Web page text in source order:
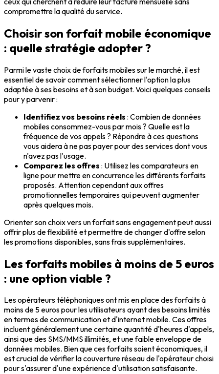
compromettre la qualité du service.
Choisir son forfait mobile économique
: quelle stratégie adopter ?
Parmi le vaste choix de forfaits mobiles sur le marché, il est
essentiel de savoir comment sélectionner l'option la plus
adaptée à ses besoins et à son budget. Voici quelques conseils
pour y parvenir :
Identifiez vos besoins réels : Combien de données
mobiles consommez-vous par mois ? Quelle est la
fréquence de vos appels ? Répondre à ces questions
vous aidera à ne pas payer pour des services dont vous
n'avez pas l'usage.
Comparez les offres : Utilisez les comparateurs en
ligne pour mettre en concurrence les différents forfaits
proposés. Attention cependant aux offres
promotionnelles temporaires qui peuvent augmenter
après quelques mois.
Orienter son choix vers un forfait sans engagement peut aussi
offrir plus de flexibilité et permettre de changer d'offre selon
les promotions disponibles, sans frais supplémentaires.
Les forfaits mobiles à moins de 5 euros
: une option viable ?
Les opérateurs téléphoniques ont mis en place des forfaits à
moins de 5 euros pour les utilisateurs ayant des besoins limités
en termes de communication et d'internet mobile. Ces offres
incluent généralement une certaine quantité d'heures d'appels,
ainsi que des SMS/MMS illimités, et une faible enveloppe de
données mobiles. Bien que ces forfaits soient économiques, il
est crucial de vérifier la couverture réseau de l'opérateur choisi
pour s'assurer d'une expérience d'utilisation satisfaisante.